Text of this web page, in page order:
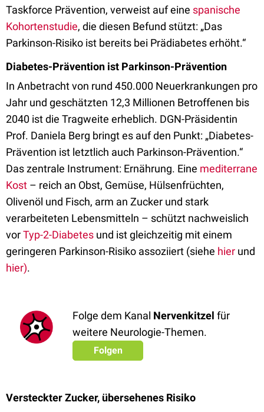
Taskforce Prävention, verweist auf eine spanische
Kohortenstudie, die diesen Befund stützt: „Das
Parkinson-Risiko ist bereits bei Prädiabetes erhöht.“
Diabetes-Prävention ist Parkinson-Prävention
In Anbetracht von rund 450.000 Neuerkrankungen pro
Jahr und geschätzten 12,3 Millionen Betroffenen bis
2040 ist die Tragweite erheblich. DGN-Präsidentin
Prof. Daniela Berg bringt es auf den Punkt: „Diabetes-
Prävention ist letztlich auch Parkinson-Prävention.“
Das zentrale Instrument: Ernährung. Eine mediterrane
Kost – reich an Obst, Gemüse, Hülsenfrüchten,
Olivenöl und Fisch, arm an Zucker und stark
verarbeiteten Lebensmitteln – schützt nachweislich
vorTyp-2-Diabetes und ist gleichzeitig mit einem
geringeren Parkinson-Risiko assoziiert (siehe hier und
hier).
Folge dem Kanal Nervenkitzel für
weitere Neurologie-Themen.
Folgen
Versteckter Zucker, übersehenes Risiko